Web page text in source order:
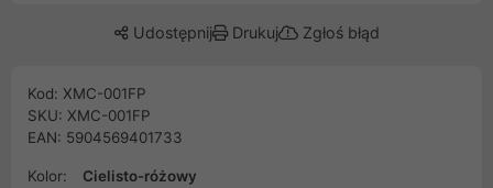
Udostępnij Drukuj Zgłoś błąd
Kod: XMC-001FP
SKU: XMC-001FP
EAN: 5904569401733
Kolor:
Cielisto-różowy